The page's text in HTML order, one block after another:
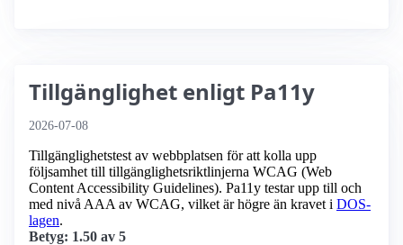
Tillgänglighet enligt Pa11y
2026-07-08
Tillgänglighetstest av webbplatsen för att kolla upp
följsamhet till tillgänglighets­riktlinjerna WCAG (Web
Content Accessibility Guidelines). Pa11y testar upp till och
med nivå AAA av WCAG, vilket är högre än kravet i DOS-
lagen.
Betyg: 1.50 av 5